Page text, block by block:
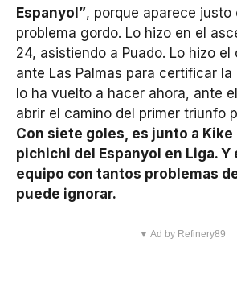
Espanyol”, porque aparece justo
problema gordo. Lo hizo en el
24, asistiendo a Puado. Lo hizo el
ante Las Palmas para certificar la
lo ha vuelto a hacer ahora, ante
abrir el camino del primer triunfo
Con siete goles, es junto a Kike
pichichi del Espanyol en Liga. Y
equipo con tantos problemas
puede ignorar.
▼ Ad by Refinery89